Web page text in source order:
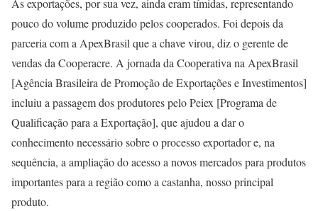
As exportações, por sua vez, ainda eram tímidas, representando
pouco do volume produzido pelos cooperados. Foi depois da
parceria com a ApexBrasil que a chave virou, diz o gerente de
vendas da Cooperacre. A jornada da Cooperativa na ApexBrasil
[Agência Brasileira de Promoção de Exportações e Investimentos]
incluiu a passagem dos produtores pelo Peiex [Programa de
Qualificação para a Exportação], que ajudou a dar o
conhecimento necessário sobre o processo exportador e, na
sequência, a ampliação do acesso a novos mercados para produtos
importantes para a região como a castanha, nosso principal
produto.